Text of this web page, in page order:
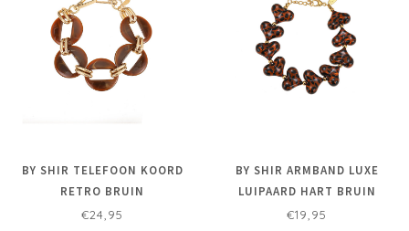
BY SHIR TELEFOON KOORD
RETRO BRUIN
€24,95
BY SHIR ARMBAND LUXE
LUIPAARD HART BRUIN
€19,95